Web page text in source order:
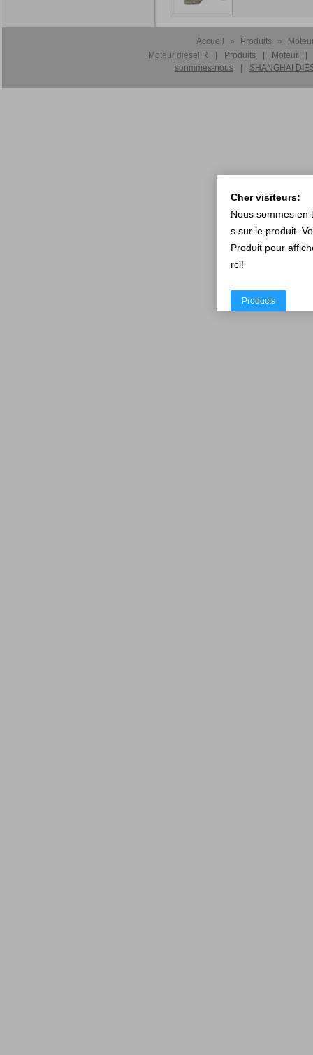
Accueil » Produits »
Moteur diesel R
Produits Moteur
sonmmes-nous
SHANGHAI
Cher visiteurs:
Nous sommes en
s sur le produit.
Produit pour
rci!
Products